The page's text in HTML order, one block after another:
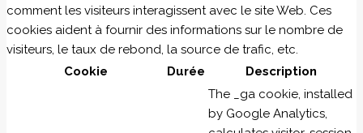
comment les visiteurs interagissent avec le site Web. Ces
cookies aident à fournir des informations sur le nombre de
visiteurs, le taux de rebond, la source de trafic, etc.
Cookie
Durée Description
The _ga cookie, installed
by Google Analytics,